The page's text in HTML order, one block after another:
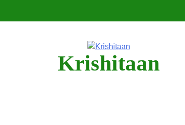
Krishitaan